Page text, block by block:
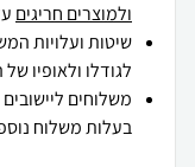
ולמוצרים חריגים עד 21
שיטות ועלויות
לגודלו ולאופיו
משלוחים
בעלות משלוח